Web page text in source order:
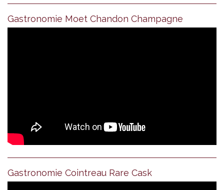
Gastronomie Moet Chandon Champagne
Gastronomie Cointreau Rare Cask